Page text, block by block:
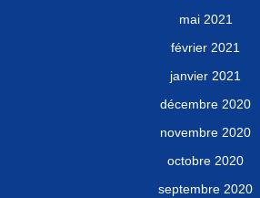
mai 2021
février 2021
janvier 2021
décembre 2020
novembre 2020
octobre 2020
septembre 2020